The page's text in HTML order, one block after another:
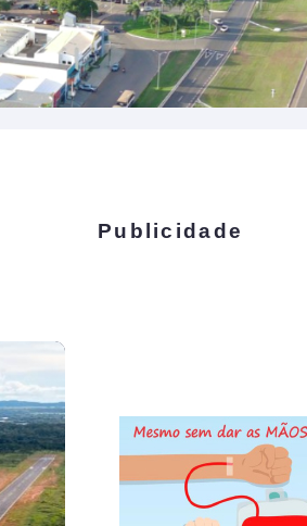
Publicidade